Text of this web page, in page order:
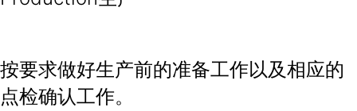
按要求做好生产前的准备工作以及相应的
点检确认工作。